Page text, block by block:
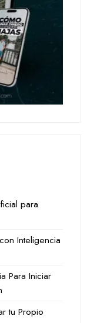
para
Inteligencia
Para Iniciar
tu Propio